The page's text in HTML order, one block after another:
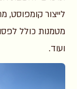
לייצור קומפוסט,
מטמנות כולל
ועוד.